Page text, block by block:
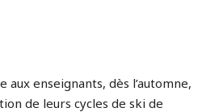
aux enseignants, dès l’automne,
de leurs cycles de ski de